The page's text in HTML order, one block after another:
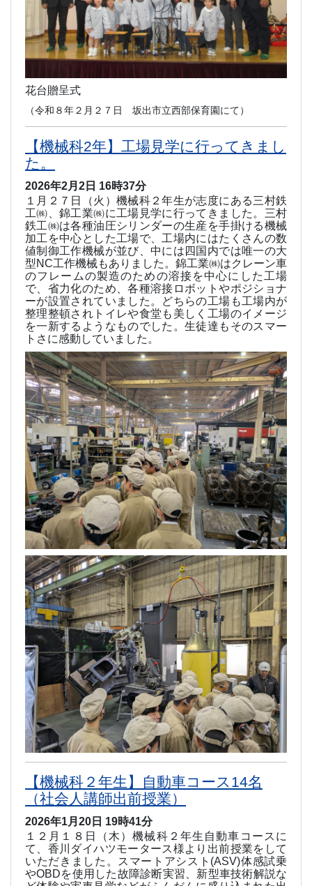
花台贈呈式
（令和８年２月２７日 坂出市立西部保育園にて）
【機械科2年】工場見学に行ってきまし
た。
2026年2月2日 16時37分
１月２７日（火）機械科２年生が志度にある三村鉄
工㈱、錦工業㈱に工場見学に行ってきました。三村
鉄工㈱は各種油圧シリンダーの生産を手掛ける機械
加工を中心とした工場で、工場内にはたくさんの数
値制御工作機械が並び、中には四国内では唯一の大
型NC工作機械もありました。錦工業㈱はクレーン車
のフレームの製造のための溶接を中心にした工場
で、省力化のため、各種溶接ロボットやポジショナ
ーが設置されていました。どちらの工場も工場内が
整理整頓されトイレや食堂も美しく工場のイメージ
を一新するようなものでした。生徒達もそのスマー
トさに感動していました。
【機械科２年生】自動車コース14名
（社会人講師出前授業）
2026年1月20日 19時41分
１２月１８日（木）機械科２年生自動車コースに
て、香川ダイハツモータース様より出前授業をして
いただきました。スマートアシスト (ASV)体感試乗
やOBDを使用した故障診断実習、新型車技術解説な